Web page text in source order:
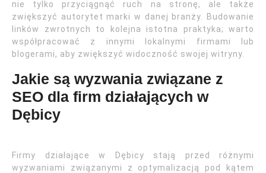
nie tylko przyciągnąć ruch na stronę, ale także
zwiększyć autorytet marki w danej branży. Budowanie
linków zwrotnych to kolejna istotna praktyka; warto
współpracować z innymi lokalnymi firmami lub
blogerami, aby zwiększyć widoczność swojej witryny.
Jakie są wyzwania związane z
SEO dla firm działających w
Dębicy
Firmy działające w Dębicy stają przed różnymi
wyzwaniami związanymi z optymalizacją pod kątem